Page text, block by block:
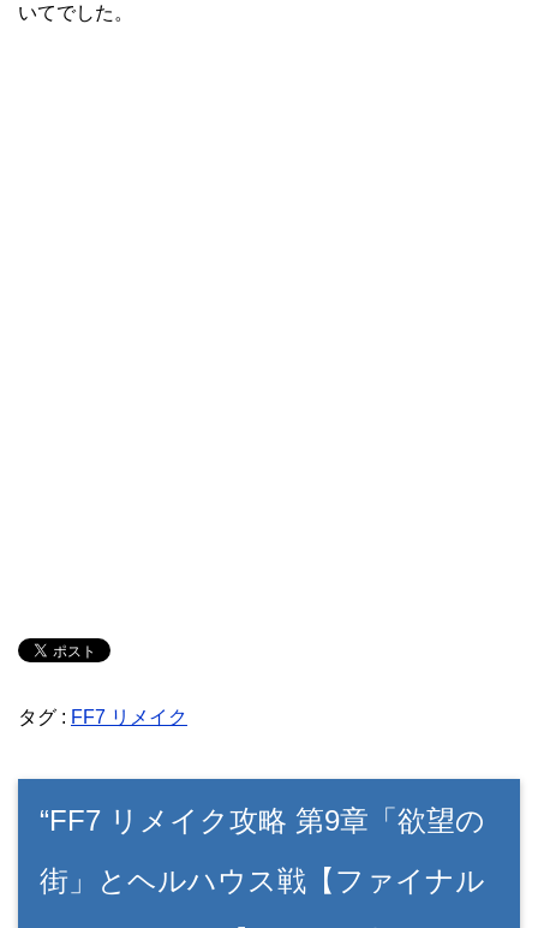
いてでした。
タグ : FF7 リメイク
“FF7 リメイク攻略 第9章「欲望の
街」とヘルハウス戦【ファイナル